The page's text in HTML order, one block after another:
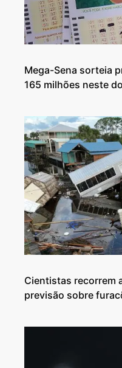
Mega-Sena sorteia
165 milhões neste
Cientistas recorrem
previsão sobre